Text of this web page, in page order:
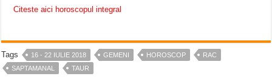
Citeste aici horoscopul integral
Tags 16 - 22 IULIE 2018 GEMENI HOROSCOP
RAC
SAPTAMANAL
TAUR